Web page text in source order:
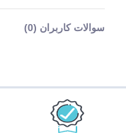
سوالات کاربران (0)